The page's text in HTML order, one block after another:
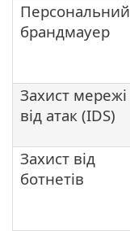
Персональний
брандмауер
Захист мережі
від атак (IDS)
Захист від
ботнетів